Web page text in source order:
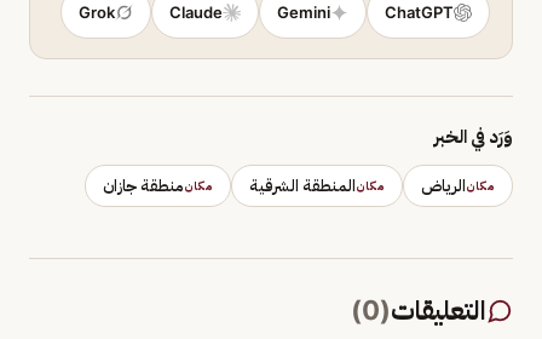
ChatGPT
Gemini
Claude
Grok
وَرَد في الخبر
مكانالرياض مكانالمنطقة الشرقية مكانمنطقة جازان
التعليقات(
0
)